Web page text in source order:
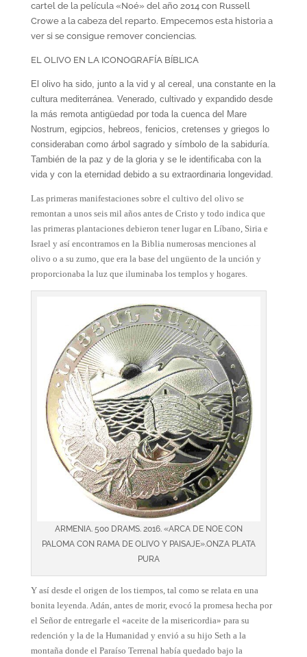
cartel de la película «Noé» del año 2014 con Russell
Crowe a la cabeza del reparto. Empecemos esta historia a
ver si se consigue remover conciencias.
EL OLIVO EN LA ICONOGRAFÍA BÍBLICA
El olivo ha sido, junto a la vid y al cereal, una constante en la
cultura mediterránea. Venerado, cultivado y expandido desde
la más remota antigüedad por toda la cuenca del Mare
Nostrum, egipcios, hebreos, fenicios, cretenses y griegos lo
consideraban como árbol sagrado y símbolo de la sabiduría.
También de la paz y de la gloria y se le identificaba con la
vida y con la eternidad debido a su extraordinaria longevidad.
Las primeras manifestaciones sobre el cultivo del olivo se
remontan a unos seis mil años antes de Cristo y todo indica que
las primeras plantaciones debieron tener lugar en Líbano, Siria e
Israel y así encontramos en la Biblia numerosas menciones al
olivo o a su zumo, que era la base del ungüento de la unción y
proporcionaba la luz que iluminaba los templos y hogares.
ARMENIA. 500 DRAMS. 2016. «ARCA DE NOE CON
PALOMA CON RAMA DE OLIVO Y PAISAJE».ONZA PLATA
PURA
Y así desde el origen de los tiempos, tal como se relata en una
bonita leyenda. Adán, antes de morir, evocó la promesa hecha por
el Señor de entregarle el «aceite de la misericordia» para su
redención y la de la Humanidad y envió a su hijo Seth a la
montaña donde el Paraíso Terrenal había quedado bajo la